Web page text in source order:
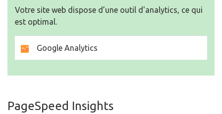
Votre site web dispose d’une outil d'analytics, ce qui
est optimal.
Google Analytics
PageSpeed Insights